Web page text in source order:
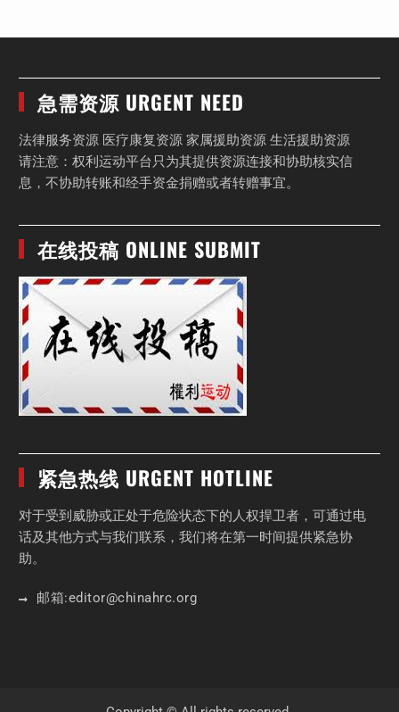
急需资源 URGENT NEED
法律服务资源 医疗康复资源 家属援助资源 生活援助资源
请注意：权利运动平台只为其提供资源连接和协助核实信
息，不协助转账和经手资金捐赠或者转赠事宜。
在线投稿 ONLINE SUBMIT
紧急热线 URGENT HOTLINE
对于受到威胁或正处于危险状态下的人权捍卫者，可通过电
话及其他方式与我们联系，我们将在第一时间提供紧急协
助。
邮箱:editor@chinahrc.org